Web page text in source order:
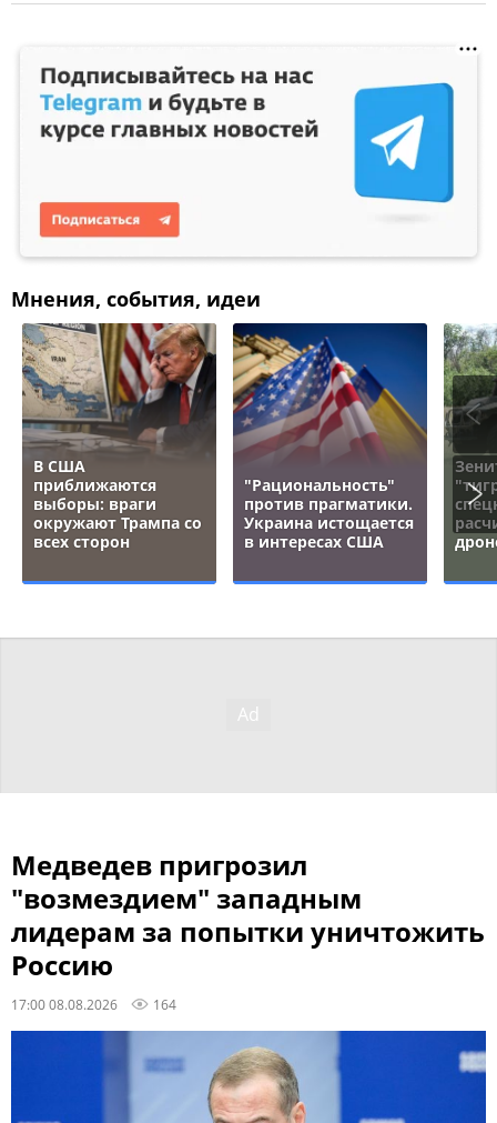
Мнения, события, идеи
В США
приближаются
выборы: враги
окружают Трампа со
всех сторон
"Рациональность"
против прагматики.
Украина истощается
в интересах США
Медведев пригрозил
"возмездием" западным
лидерам за попытки уничтожить
Россию
17:00 08.08.2026 164